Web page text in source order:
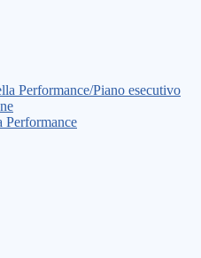
Performance/Piano esecutivo
Performance